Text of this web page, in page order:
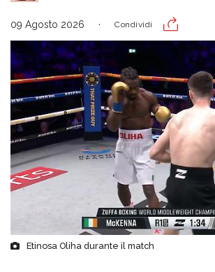
09 Agosto 2026 Condividi
Etinosa Oliha durante il match